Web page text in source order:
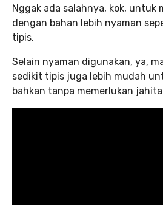
Nggak ada salahnya, kok, untuk
dengan bahan lebih nyaman
tipis.
Selain nyaman digunakan, ya,
sedikit tipis juga lebih mudah
bahkan tanpa memerlukan